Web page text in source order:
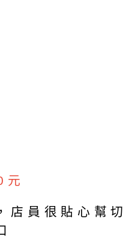
元
店員很貼心幫切